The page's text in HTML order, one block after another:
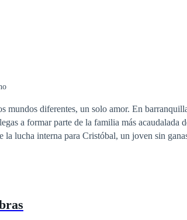
pasión por el arte y la vida. Su conexión es
Alejandro, un hombre adinerado que se obsesiona
A medida que Valeria navega por sus sentimientos y
cada elección podría tener consecuencias
corazón.
mundos diferentes, un solo amor. En
a formar parte de la familia más acaudalada
la lucha interna para Cristóbal, un joven sin
un chico dulce y decidido. En esta historia